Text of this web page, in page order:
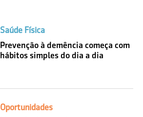
Saúde Física
Prevenção à demência começa com
hábitos simples do dia a dia
Oportunidades